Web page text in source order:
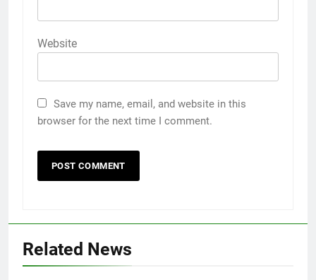
Website
Save my name, email, and website in this
browser for the next time I comment.
Related News